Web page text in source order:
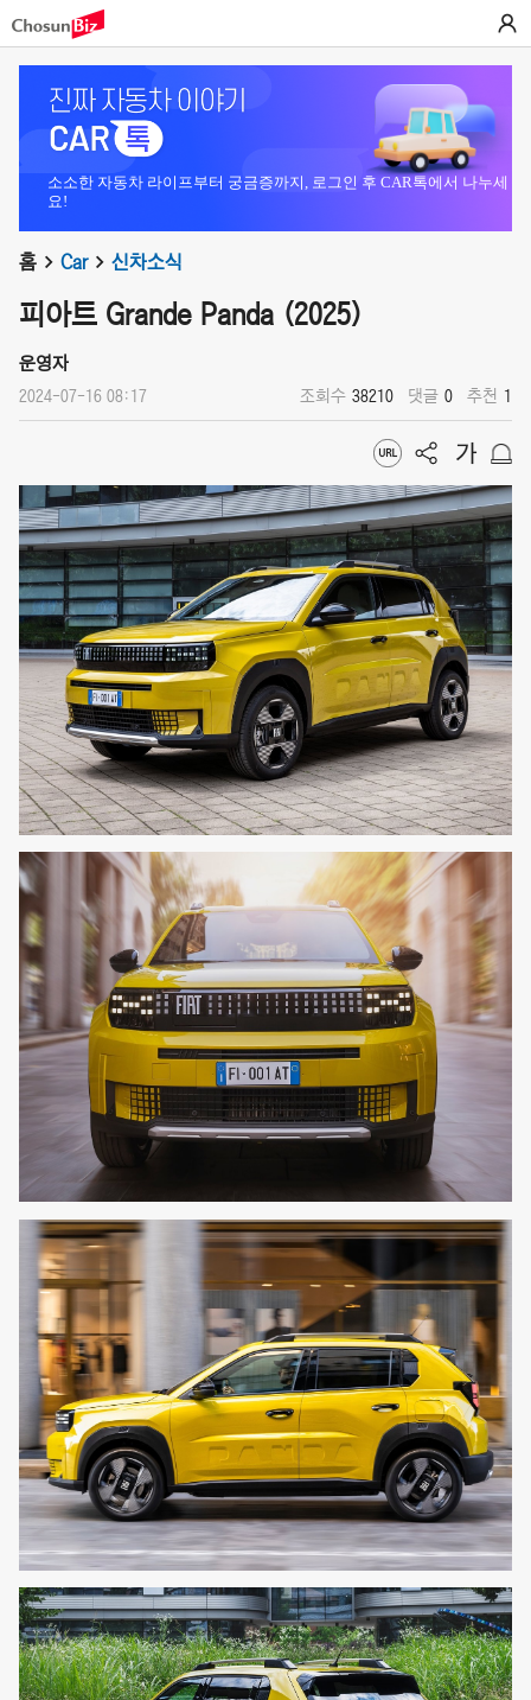
소소한 자동차 라이프부터 궁금증까지, 로그인 후 CAR톡에서 나누세
요!
홈 Car 신차소식
피아트 Grande Panda (2025)
운영자
2024-07-16 08:17 조회수 38210 댓글 0 추천 1